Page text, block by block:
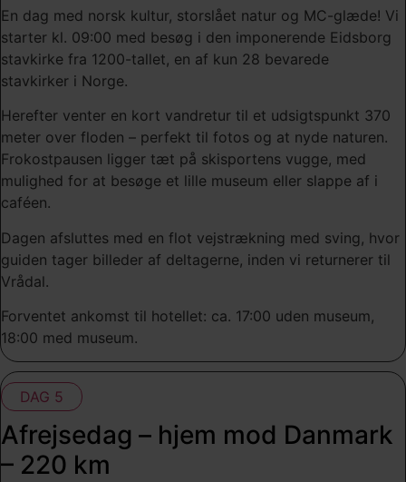
En dag med norsk kultur, storslået natur og MC-glæde! Vi
starter kl. 09:00 med besøg i den imponerende Eidsborg
stavkirke fra 1200-tallet, en af kun 28 bevarede
stavkirker i Norge.
Herefter venter en kort vandretur til et udsigtspunkt 370
meter over floden – perfekt til fotos og at nyde naturen.
Frokostpausen ligger tæt på skisportens vugge, med
mulighed for at besøge et lille museum eller slappe af i
caféen.
Dagen afsluttes med en flot vejstrækning med sving, hvor
guiden tager billeder af deltagerne, inden vi returnerer til
Vrådal.
Forventet ankomst til hotellet: ca. 17:00 uden museum,
18:00 med museum.
DAG 5
Afrejsedag – hjem mod Danmark
– 220 km